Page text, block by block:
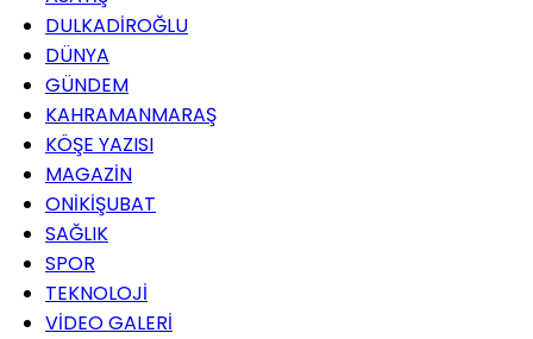
DULKADİROĞLU
DÜNYA
GÜNDEM
KAHRAMANMARAŞ
KÖŞE YAZISI
MAGAZİN
ONİKİŞUBAT
SAĞLIK
SPOR
TEKNOLOJİ
VİDEO GALERİ